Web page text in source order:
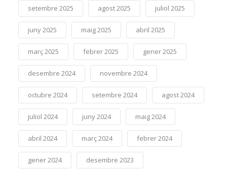
setembre 2025 agost 2025 juliol 2025
juny 2025 maig 2025 abril 2025
març 2025 febrer 2025 gener 2025
desembre 2024 novembre 2024
octubre 2024 setembre 2024 agost 2024
juliol 2024 juny 2024 maig 2024
abril 2024 març 2024 febrer 2024
gener 2024 desembre 2023